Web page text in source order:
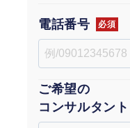
電話番号 必須
ご希望の
コンサルタント